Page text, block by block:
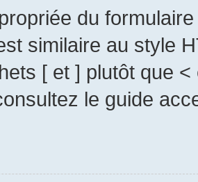
du
similaire au style
[ et ] plutôt que
le guide